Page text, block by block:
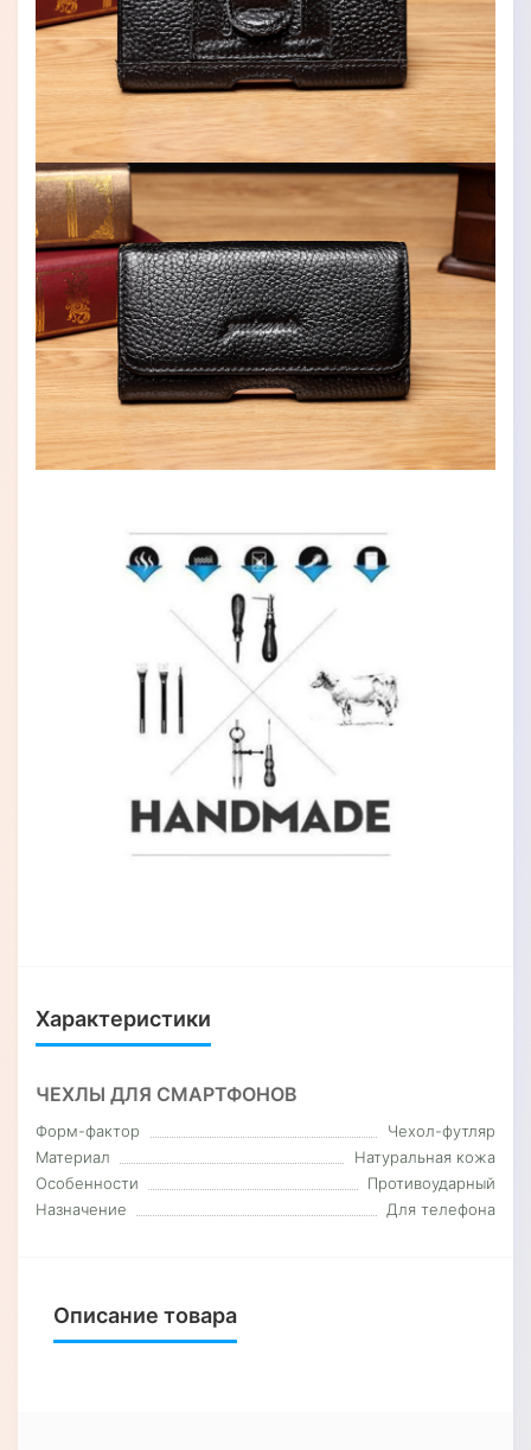
Характеристики
ЧЕХЛЫ ДЛЯ СМАРТФОНОВ
Форм-фактор
Чехол-футляр
Материал
Натуральная кожа
Особенности
Противоударный
Назначение
Для телефона
Описание товара